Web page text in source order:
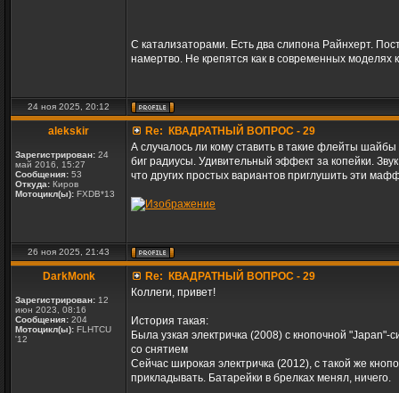
С катализаторами. Есть два слипона Райнхерт.
намертво. Не крепятся как в современных моделях
24 ноя 2025, 20:12
alekskir
Зарегистрирован: 24
май 2016, 15:27
Сообщения: 53
Откуда: Киров
Мотоцикл(ы): FXDB*13
Re: КВАДРАТНЫЙ ВОПРОС - 29
А случалось ли кому ставить в такие флейты
биг радиусы. Удивительный эффект за копейки.
что других простых вариантов приглушить эти
26 ноя 2025, 21:43
DarkMonk
Зарегистрирован: 12
июн 2023, 08:16
Сообщения: 204
Мотоцикл(ы): FLHTCU
'12
Re: КВАДРАТНЫЙ ВОПРОС - 29
Коллеги, привет!
История такая:
Была узкая электричка (2008) с кнопочной
со снятием
Сейчас широкая электричка (2012), с такой же
прикладывать. Батарейки в брелках менял, ничего.